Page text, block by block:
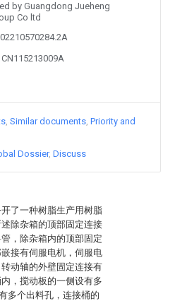
了一种树脂生产用树脂
除杂箱的顶部固定连接
，除杂箱内的顶部固定
接有伺服电机，伺服电
动轴的外壁固定连接有
，搅动板的一侧设有多
多个出料孔，连接桶的
by Guangdong Jueheng
Co ltd
Similar documents Priority and
Dossier Discuss